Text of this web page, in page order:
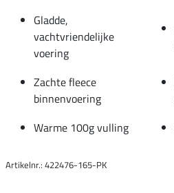
Gladde,
vachtvriendelijke
voering
Zachte fleece
binnenvoering
Warme 100g vulling
Artikelnr.: 422476-165-PK